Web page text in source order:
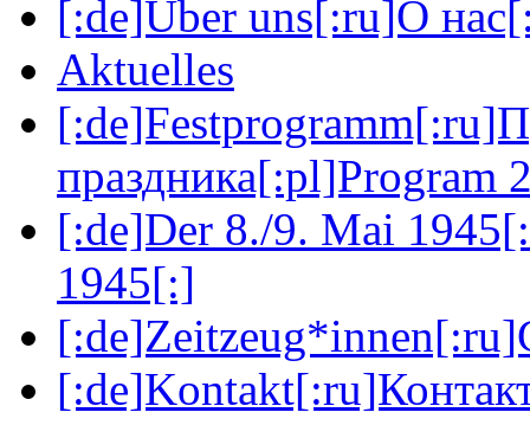
[:de]Über uns[:ru]О
Aktuelles
праздника[:pl]Program
[:de]Der 8./9. Mai
1945[:]